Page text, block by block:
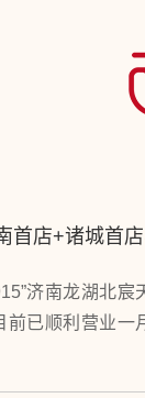
首店+诸城首
济南龙湖北宸
前已顺利营业一